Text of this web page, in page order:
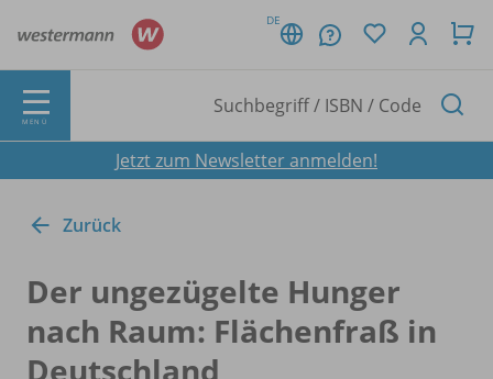
DE
MENÜ
Jetzt zum Newsletter anmelden!
Zurück
Der ungezügelte Hunger
nach Raum: Flächenfraß in
Deutschland